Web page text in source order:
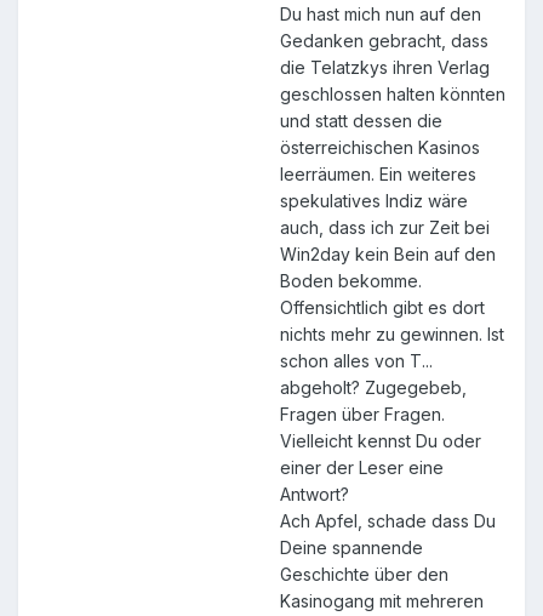
Du hast mich nun auf den
Gedanken gebracht, dass
die Telatzkys ihren Verlag
geschlossen halten könnten
und statt dessen die
österreichischen Kasinos
leerräumen. Ein weiteres
spekulatives Indiz wäre
auch, dass ich zur Zeit bei
Win2day kein Bein auf den
Boden bekomme.
Offensichtlich gibt es dort
nichts mehr zu gewinnen. Ist
schon alles von T...
abgeholt? Zugegebeb,
Fragen über Fragen.
Vielleicht kennst Du oder
einer der Leser eine
Antwort?
Ach Apfel, schade dass Du
Deine spannende
Geschichte über den
Kasinogang mit mehreren